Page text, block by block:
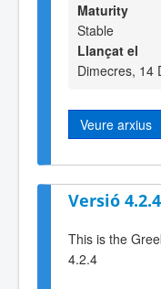
Maturity
Stable
Llançat el
Dimecres, 14
Veure arxius
Versió
This is the
4.2.4